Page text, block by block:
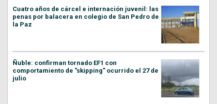
Cuatro años de cárcel e internación juvenil: las
penas por balacera en colegio de San Pedro de
la Paz
Ñuble: confirman tornado EF1 con
comportamiento de "skipping" ocurrido el 27 de
julio